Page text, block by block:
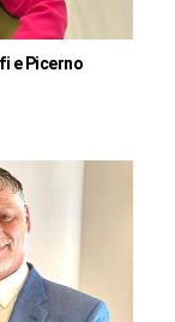
e Picerno